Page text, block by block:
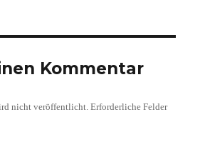
Kommentar
nicht veröffentlicht. Erforderliche Felder